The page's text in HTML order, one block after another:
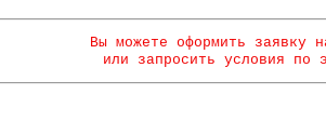
Вы можете оформить заявку
или запросить условия по